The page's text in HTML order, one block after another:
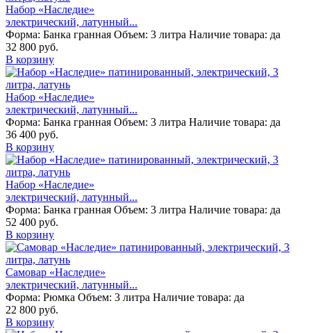
Набор «Наследие»
электрический, латунный...
Форма: Банка гранная Объем: 3 литра Наличие товара: да
32 800 руб.
В корзину
Набор «Наследие»
электрический, латунный...
Форма: Банка гранная Объем: 3 литра Наличие товара: да
36 400 руб.
В корзину
Набор «Наследие»
электрический, латунный...
Форма: Банка гранная Объем: 3 литра Наличие товара: да
52 400 руб.
В корзину
Самовар «Наследие»
электрический, латунный...
Форма: Рюмка Объем: 3 литра Наличие товара: да
22 800 руб.
В корзину